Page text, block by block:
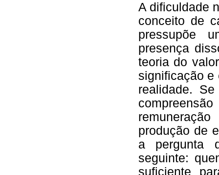
A dificuldade
conceito de
pressupõe
presença
teoria do
significação e
realidade.
produção de
a pergunta
seguinte:
suficiente